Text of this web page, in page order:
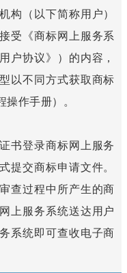
构（以下简称用户）
受《商标网上服务系
户协议》）的内容，
以不同方式获取商标
作手册）。
书登录商标网上服务
提交商标申请文件。
查过程中所产生的商
上服务系统送达用户
系统即可查收电子商